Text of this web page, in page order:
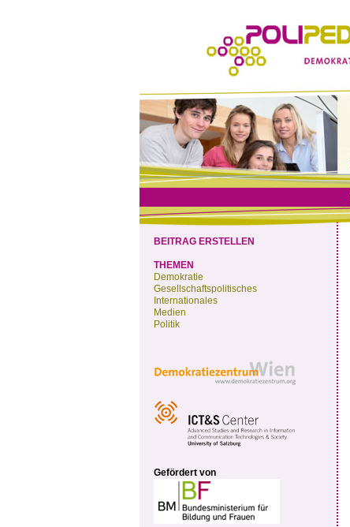
BEITRAG ERSTELLEN
THEMEN
Demokratie
Gesellschaftspolitisches
Internationales
Medien
Politik
Gefördert von